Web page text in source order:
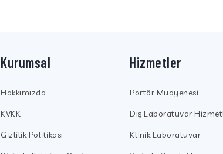
Kurumsal
Hakkımızda
KVKK
Gizlilik Politikası
Hizmetler
Portör Muayenesi
Dış Laboratuvar
Klinik Laboratuvar